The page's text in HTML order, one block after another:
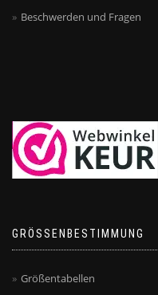
Beschwerden und Fragen
GRÖSSENBESTIMMUNG
Größentabellen